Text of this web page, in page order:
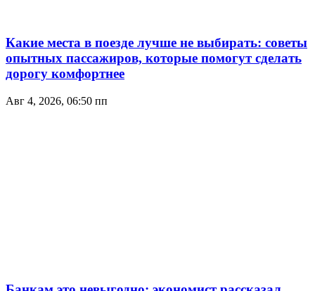
Какие места в поезде лучше не выбирать: советы
опытных пассажиров, которые помогут сделать
дорогу комфортнее
Авг 4, 2026, 06:50 пп